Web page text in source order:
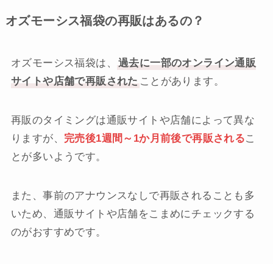
オズモーシス福袋の再販はあるの？
オズモーシス福袋は、
過去に一部のオンライン通販
サイトや店舗で再販された ことがあります。
再販のタイミングは通販サイトや店舗によって異な
りますが、 完売後1週間～1か月前後で再販されるこ
とが多いようです。
また、事前のアナウンスなしで再販されることも多
いため、通販サイトや店舗をこまめにチェックする
のがおすすめです。